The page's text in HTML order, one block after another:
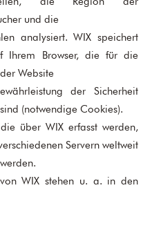
und die
analysiert. WIX speichert
Ihrem Browser, die für die
Website
der Sicherheit
(notwendige Cookies).
über WIX erfasst werden,
Servern weltweit
WIX stehen u. a. in den